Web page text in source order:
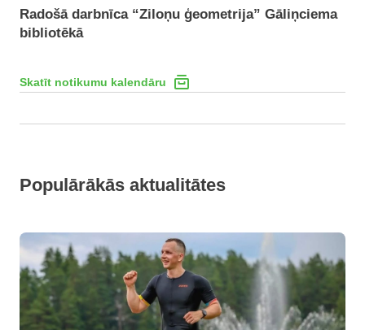
Radošā darbnīca “Ziloņu ģeometrija” Gāliņciema
bibliotēkā
Skatīt notikumu kalendāru
Populārākās aktualitātes